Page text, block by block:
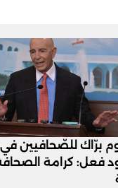
برّاك للصّحافيين
فعل: كرامة